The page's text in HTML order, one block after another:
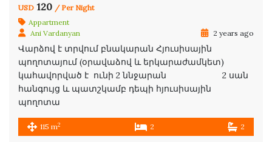
USD 120 / Per Night
Appartment
Ani Vardanyan
2 years ago
Վարձով է տրվում բնակարան Հյուսիսային
պողոտայում (օրավաձով և երկարաժամկետ)
կահավորված է ունի 2 ննջարան 2 սան
հանգույց և պատշկամբ դեպի հյուսիսային
պողոտա
115 m2 2 2